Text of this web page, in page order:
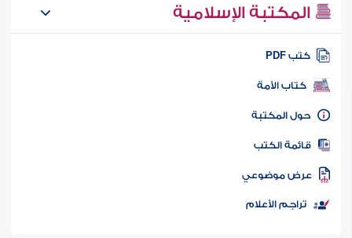
المكتبة الإسلامية
كتب PDF
كتاب الأمة
المكتبة
الكتب
موضوعي